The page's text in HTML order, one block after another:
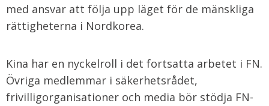
med ansvar att följa upp läget för de mänskliga
rättigheterna i Nordkorea.
Kina har en nyckelroll i det fortsatta arbetet i FN.
Övriga medlemmar i säkerhetsrådet,
frivilligorganisationer och media bör stödja FN-